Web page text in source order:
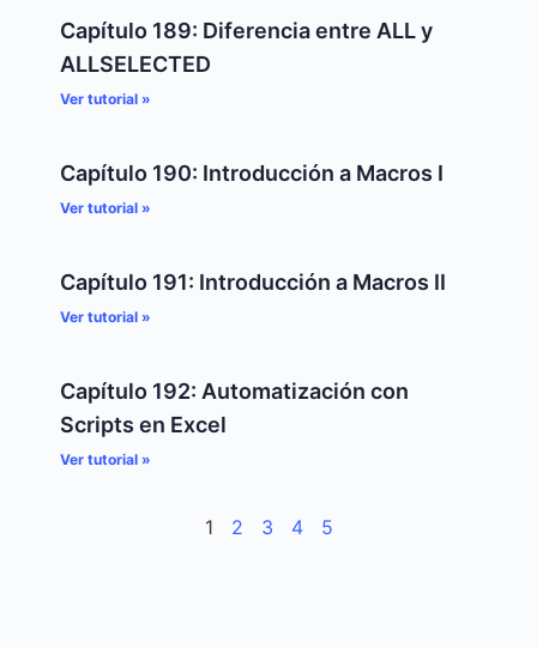
Capítulo 189: Diferencia entre ALL y
ALLSELECTED
Ver tutorial »
Capítulo 190: Introducción a Macros I
Ver tutorial »
Capítulo 191: Introducción a Macros II
Ver tutorial »
Capítulo 192: Automatización con
Scripts en Excel
Ver tutorial »
1 2 3 4 5